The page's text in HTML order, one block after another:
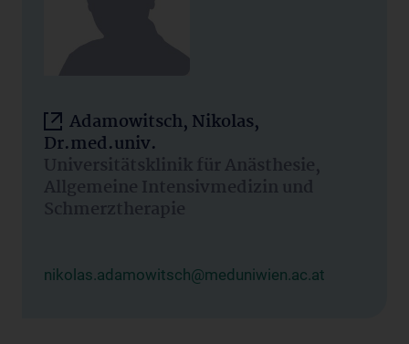
Adamowitsch, Nikolas,
Dr.med.univ.
Universitätsklinik für Anästhesie,
Allgemeine Intensivmedizin und
Schmerztherapie
nikolas.adamowitsch@meduniwien.ac.at